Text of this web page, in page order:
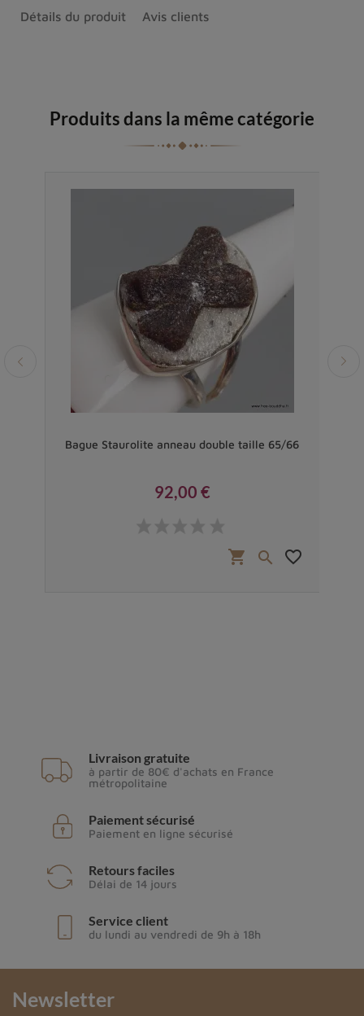
Détails du produit Avis clients
Produits dans la même catégorie
Bague Staurolite anneau double taille 65/66
92,00 €
shopping_cart  favorite_border
Livraison gratuite
à partir de 80€ d'achats en France
métropolitaine
Paiement sécurisé
Paiement en ligne sécurisé
Retours faciles
Délai de 14 jours
Service client
du lundi au vendredi de 9h à 18h
Newsletter